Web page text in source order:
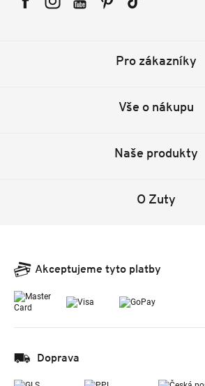
Pro zákazníky
Vše o nákupu
Naše produkty
O Zuty
Akceptujeme tyto platby
Doprava